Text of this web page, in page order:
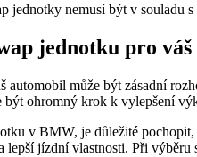
jednotky nemusí být v souladu
jednotku pro
automobil může být zásadní
ohromný krok k vylepšení
v BMW, je důležité
jízdní vlastnosti. Při